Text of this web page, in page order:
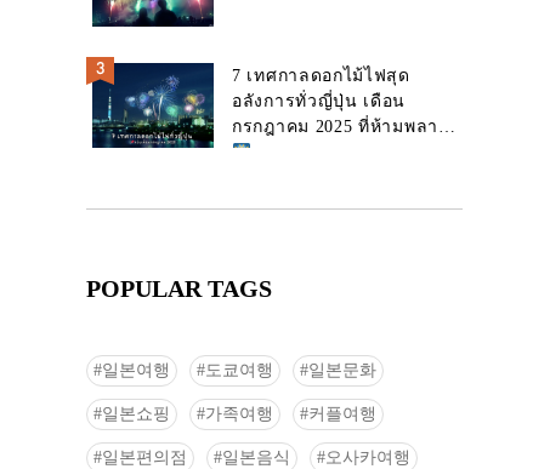
7 เทศกาลดอกไม้ไฟสุด
อลังการทั่วญี่ปุ่น เดือน
กรกฎาคม 2025 ที่ห้ามพลาด!
POPULAR TAGS
일본여행 도쿄여행 일본문화
일본쇼핑 가족여행 커플여행
일본편의점 일본음식 오사카여행